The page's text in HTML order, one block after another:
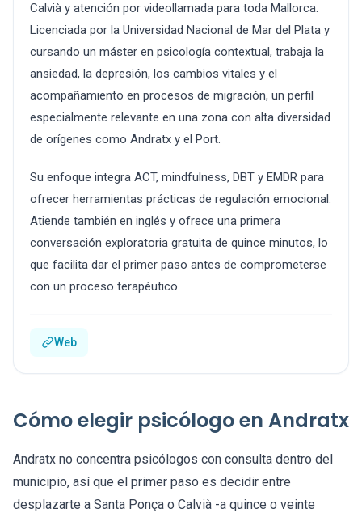
Calvià y atención por videollamada para toda Mallorca.
Licenciada por la Universidad Nacional de Mar del Plata y
cursando un máster en psicología contextual, trabaja la
ansiedad, la depresión, los cambios vitales y el
acompañamiento en procesos de migración, un perfil
especialmente relevante en una zona con alta diversidad
de orígenes como Andratx y el Port.
Su enfoque integra ACT, mindfulness, DBT y EMDR para
ofrecer herramientas prácticas de regulación emocional.
Atiende también en inglés y ofrece una primera
conversación exploratoria gratuita de quince minutos, lo
que facilita dar el primer paso antes de comprometerse
con un proceso terapéutico.
Web
Cómo elegir psicólogo en Andratx
Andratx no concentra psicólogos con consulta dentro del
municipio, así que el primer paso es decidir entre
desplazarte a Santa Ponça o Calvià -a quince o veinte